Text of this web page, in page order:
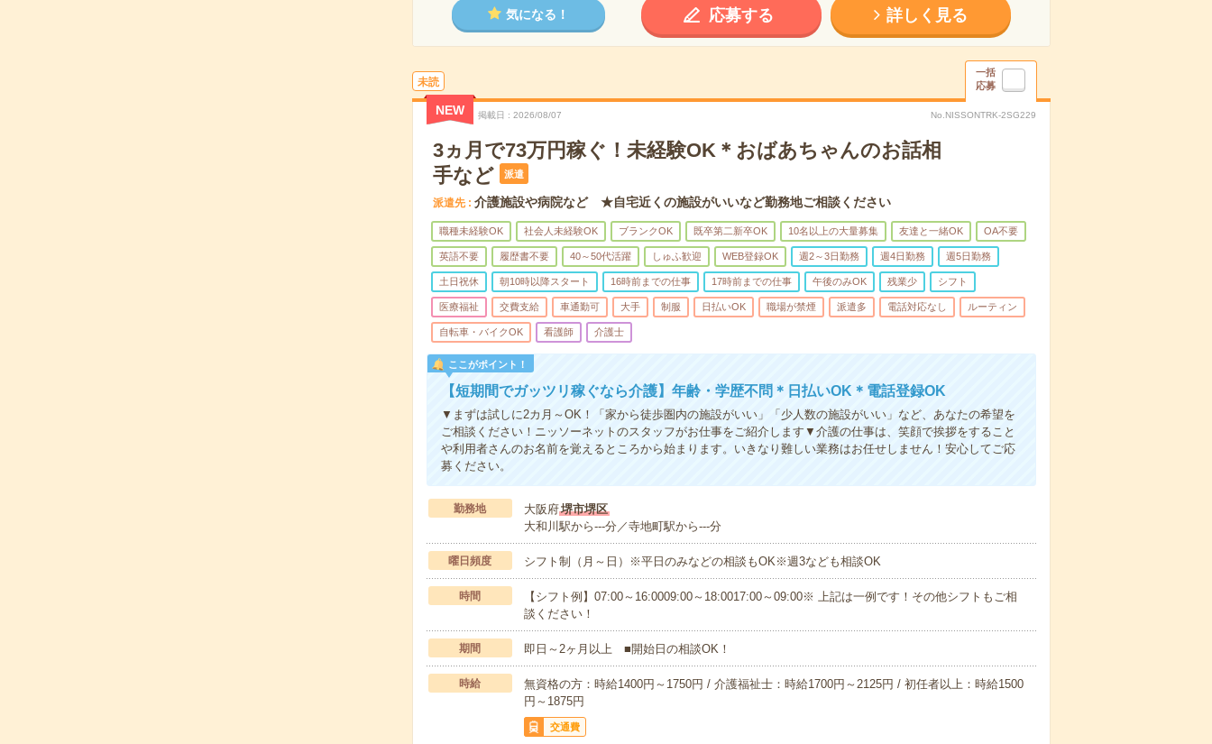
気になる！ 応募する 詳しく見る
未読
一括
応募
NEW 掲載日 2026/08/07 No.NISSONTRK-2SG229
3ヵ月で73万円稼ぐ！未経験OK＊おばあちゃんのお話相
手など
派遣
派遣先 介護施設や病院など ★自宅近くの施設がいいなど勤務地ご相談ください
職種未経験OK 社会人未経験OK ブランクOK 既卒第二新卒OK 10名以上の大量募集 友達と一緒OK OA不要
英語不要 履歴書不要 40～50代活躍 しゅふ歓迎 WEB登録OK 週2～3日勤務 週4日勤務 週5日勤務
土日祝休 朝10時以降スタート 16時前までの仕事 17時前までの仕事 午後のみOK 残業少 シフト
医療福祉 交費支給 車通勤可 大手 制服 日払いOK 職場が禁煙 派遣多 電話対応なし ルーティン
自転車・バイクOK 看護師 介護士
ここがポイント！
【短期間でガッツリ稼ぐなら介護】年齢・学歴不問＊日払いOK＊電話登録OK
▼まずは試しに2カ月～OK！「家から徒歩圏内の施設がいい」「少人数の施設がいい」など、あなたの希望を
ご相談ください！ニッソーネットのスタッフがお仕事をご紹介します▼介護の仕事は、笑顔で挨拶をすること
や利用者さんのお名前を覚えるところから始まります。いきなり難しい業務はお任せしません！安心してご応
募ください。
勤務地 大阪府堺市堺区
大和川駅から---分／寺地町駅から---分
曜日頻度 シフト制（月～日）※平日のみなどの相談もOK※週3なども相談OK
時間
【シフト例】07:00～16:0009:00～18:0017:00～09:00※ 上記は一例です！その他シフトもご相
談ください！
期間 即日～2ヶ月以上 ■開始日の相談OK！
時給
無資格の方：時給1400円～1750円 / 介護福祉士：時給1700円～2125円 / 初任者以上：時給1500
円～1875円
交通費